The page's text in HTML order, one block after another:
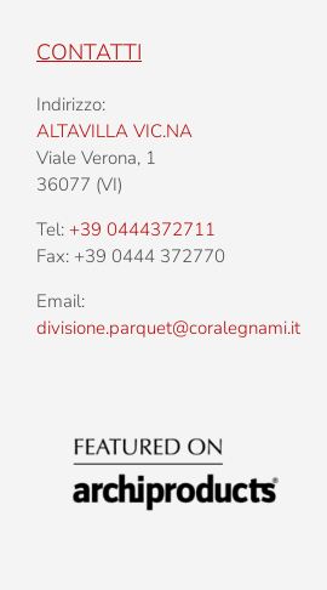
CONTATTI
Indirizzo:
ALTAVILLA VIC.NA
Viale Verona, 1
36077 (VI)
Tel: +39 0444372711
Fax: +39 0444 372770
Email:
divisione.parquet@coralegnami.it